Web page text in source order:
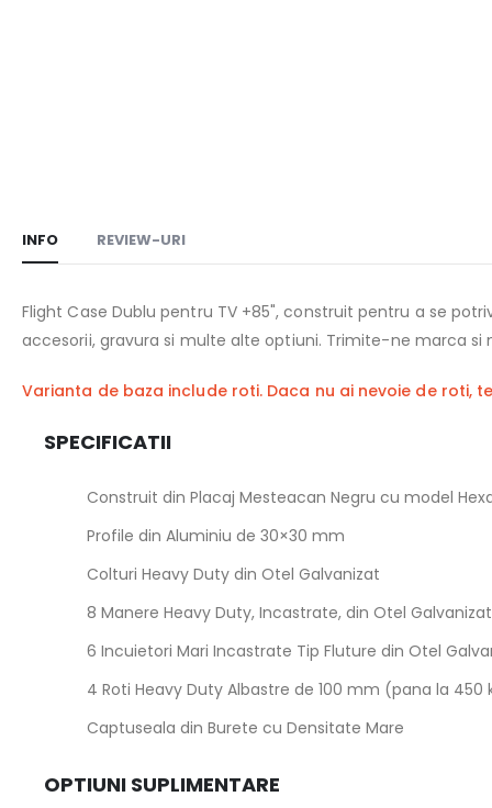
INFO
Flight Case Dublu pentru TV +85", construit pentru a se
accesorii, gravura si multe alte optiuni. Trimite-ne marca
Varianta de baza include roti. Daca nu ai nevoie de roti,
SPECIFICATII
Construit din Placaj Mesteacan Negru cu model
Profile din Aluminiu de 30×30 mm
Colturi Heavy Duty din Otel Galvanizat
8 Manere Heavy Duty, Incastrate, din Otel Galvanizat
6 Incuietori Mari Incastrate Tip Fluture din Otel
4 Roti Heavy Duty Albastre de 100 mm (pana la 450
Captuseala din Burete cu Densitate Mare
OPTIUNI SUPLIMENTARE
REVIEW-URI